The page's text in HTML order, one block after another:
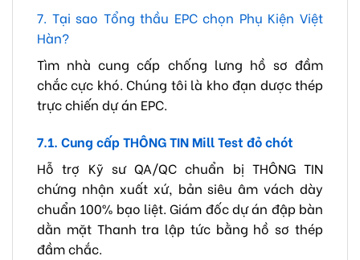
7. Tại sao Tổng thầu EPC chọn Phụ Kiện Việt
Hàn?
Tìm nhà cung cấp chống lưng hồ sơ đầm
chắc cực khó. Chúng tôi là kho đạn dược thép
trực chiến dự án EPC.
7.1. Cung cấp THÔNG TIN Mill Test đỏ chót
Hỗ trợ Kỹ sư QA/QC chuẩn bị THÔNG TIN
chứng nhận xuất xứ, bản siêu âm vách dày
chuẩn 100% bạo liệt. Giám đốc dự án đập bàn
dằn mặt Thanh tra lập tức bằng hồ sơ thép
đầm chắc.